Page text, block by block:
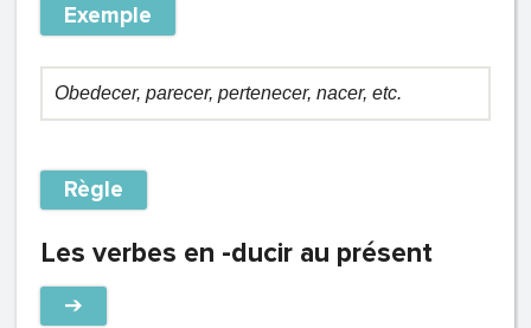
Exemple
Obedecer, parecer, pertenecer, nacer, etc.
Règle
Les verbes en -ducir au présent
➔